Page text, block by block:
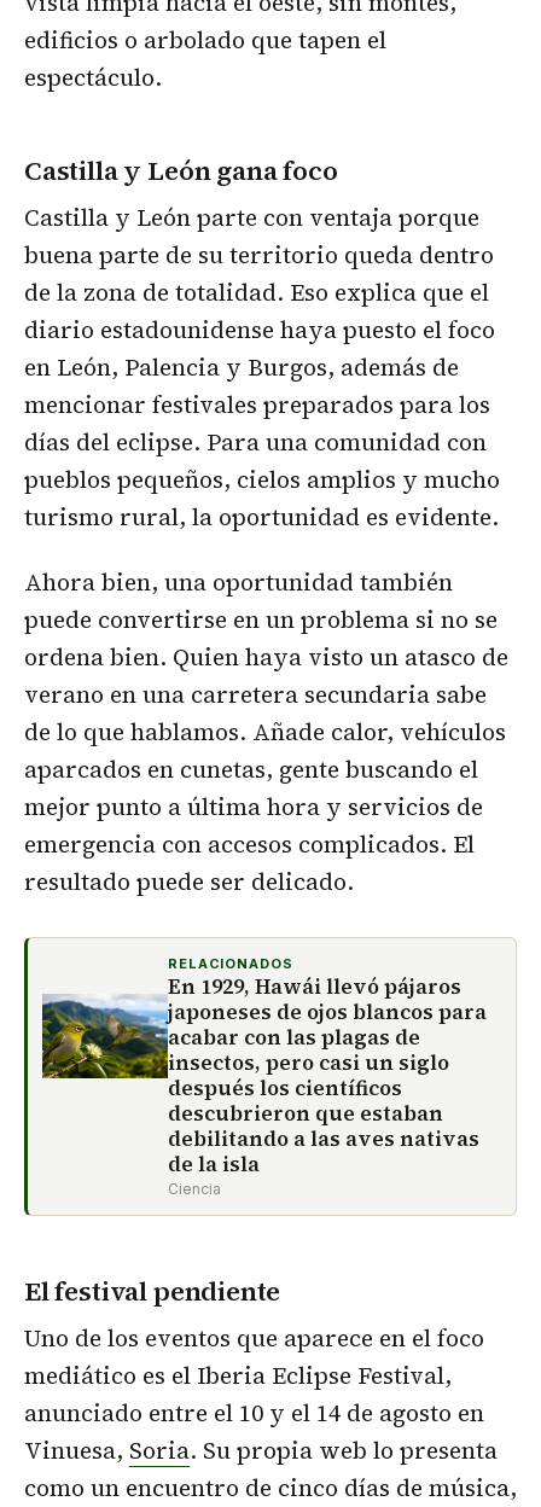
edificios o arbolado que tapen el
espectáculo.
Castilla y León gana foco
Castilla y León parte con ventaja porque
buena parte de su territorio queda dentro
de la zona de totalidad. Eso explica que el
diario estadounidense haya puesto el foco
en León, Palencia y Burgos, además de
mencionar festivales preparados para los
días del eclipse. Para una comunidad con
pueblos pequeños, cielos amplios y mucho
turismo rural, la oportunidad es evidente.
Ahora bien, una oportunidad también
puede convertirse en un problema si no se
ordena bien. Quien haya visto un atasco de
verano en una carretera secundaria sabe
de lo que hablamos. Añade calor, vehículos
aparcados en cunetas, gente buscando el
mejor punto a última hora y servicios de
emergencia con accesos complicados. El
resultado puede ser delicado.
RELACIONADOS
En 1929, Hawái llevó pájaros
japoneses de ojos blancos para
acabar con las plagas de
insectos, pero casi un siglo
después los científicos
descubrieron que estaban
debilitando a las aves nativas
de la isla
Ciencia
El festival pendiente
Uno de los eventos que aparece en el foco
mediático es el Iberia Eclipse Festival,
anunciado entre el 10 y el 14 de agosto en
Vinuesa, Soria. Su propia web lo presenta
como un encuentro de cinco días de música,